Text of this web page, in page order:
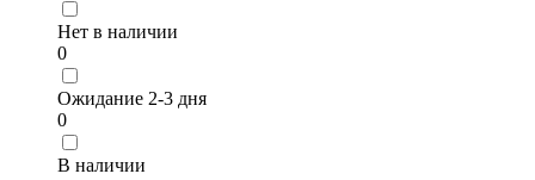
Нет в наличии
0
Ожидание 2-3 дня
0
В наличии